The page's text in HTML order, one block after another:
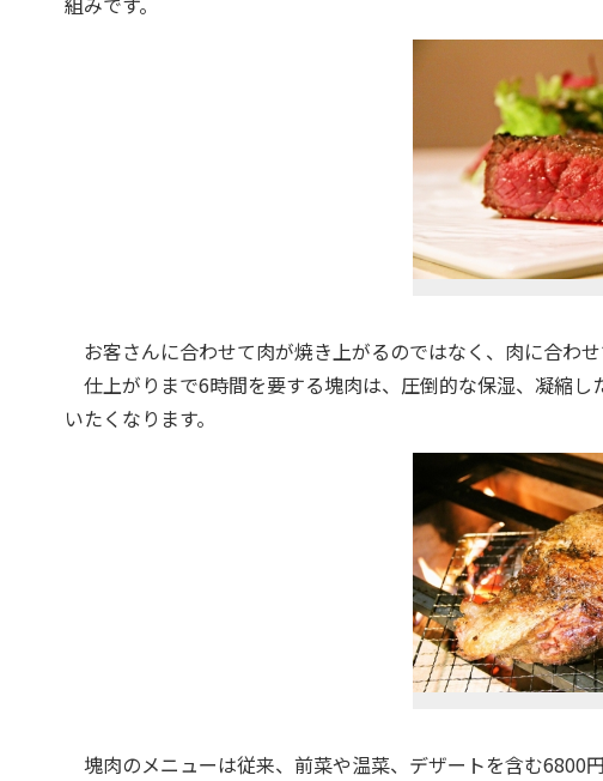
お客さんに合わせて肉が焼き上がるのではなく、肉に合わ
仕上がりまで6時間を要する塊肉は、圧倒的な保湿、凝縮
いたくなります。
塊肉のメニューは従来、前菜や温菜、デザートを含む6800